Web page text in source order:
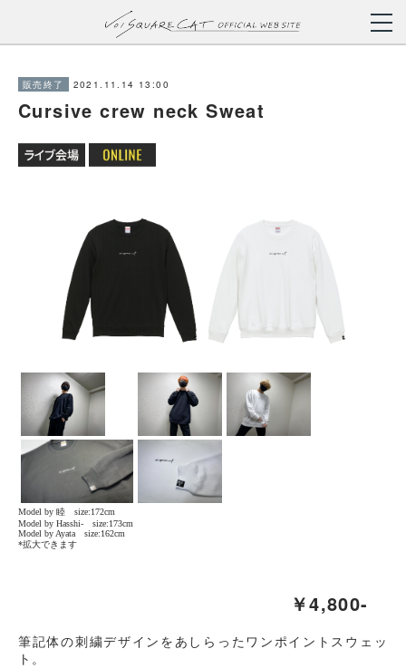
販売終了 2021.11.14 13:00
Cursive crew neck Sweat
￥4,800-
筆記体の刺繍デザインをあしらったワンポイントスウェッ
ト。